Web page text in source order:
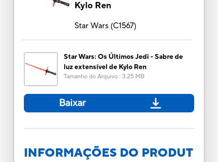
Kylo Ren
Star Wars(C1567)
Star Wars: Os Últimos Jedi - Sabre de
luz extensível de Kylo Ren
Tamanho do Arquivo: 3.25 MB
Baixar
INFORMAÇÕES DO PRODUT